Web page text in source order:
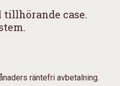
tillhörande case.
räntefri avbetalning.